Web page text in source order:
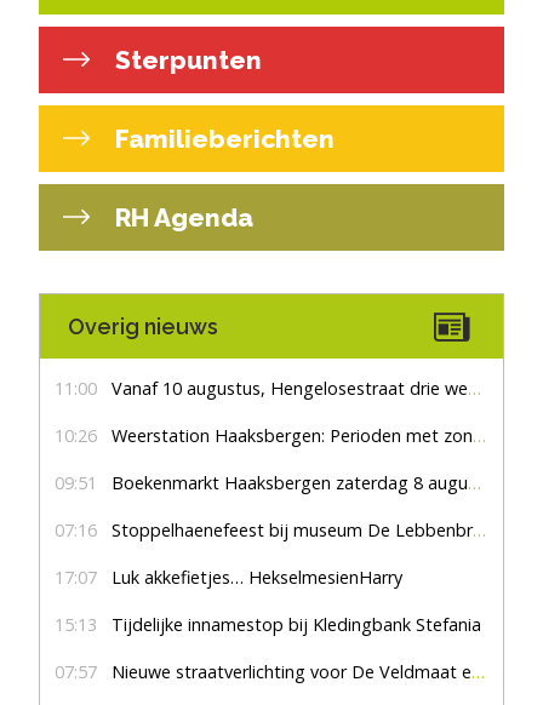
Sterpunten
Familieberichten
RH Agenda
Overig nieuws
11:00 Vanaf 10 augustus, Hengelosestraat drie weken dicht voor doorgaand verkeer
10:26 Weerstation Haaksbergen: Perioden met zon en droog
09:51 Boekenmarkt Haaksbergen zaterdag 8 augustus, marktplein Haaksbergen
07:16 Stoppelhaenefeest bij museum De Lebbenbrugge
17:07 Luk akkefietjes… HekselmesienHarry
15:13 Tijdelijke innamestop bij Kledingbank Stefania
07:57 Nieuwe straatverlichting voor De Veldmaat en De Pas